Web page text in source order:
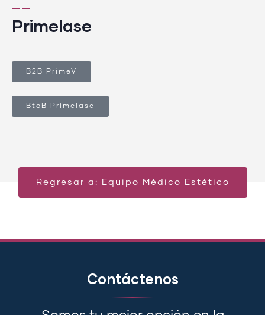
Primelase
B2B PrimeV
BtoB Primelase
Regresar a: Equipo Médico Estético
Contáctenos